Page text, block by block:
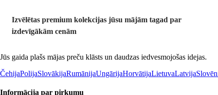
Izvēlētas premium kolekcijas jūsu mājām tagad par
izdevīgākām cenām
Jūs gaida plašs mājas preču klāsts un daudzas iedvesmojošas idejas.
ČehijaPolijaSlovākijaRumānijaUngārijaHorvātijaLietuvaLatvija
Informācija par pirkumu